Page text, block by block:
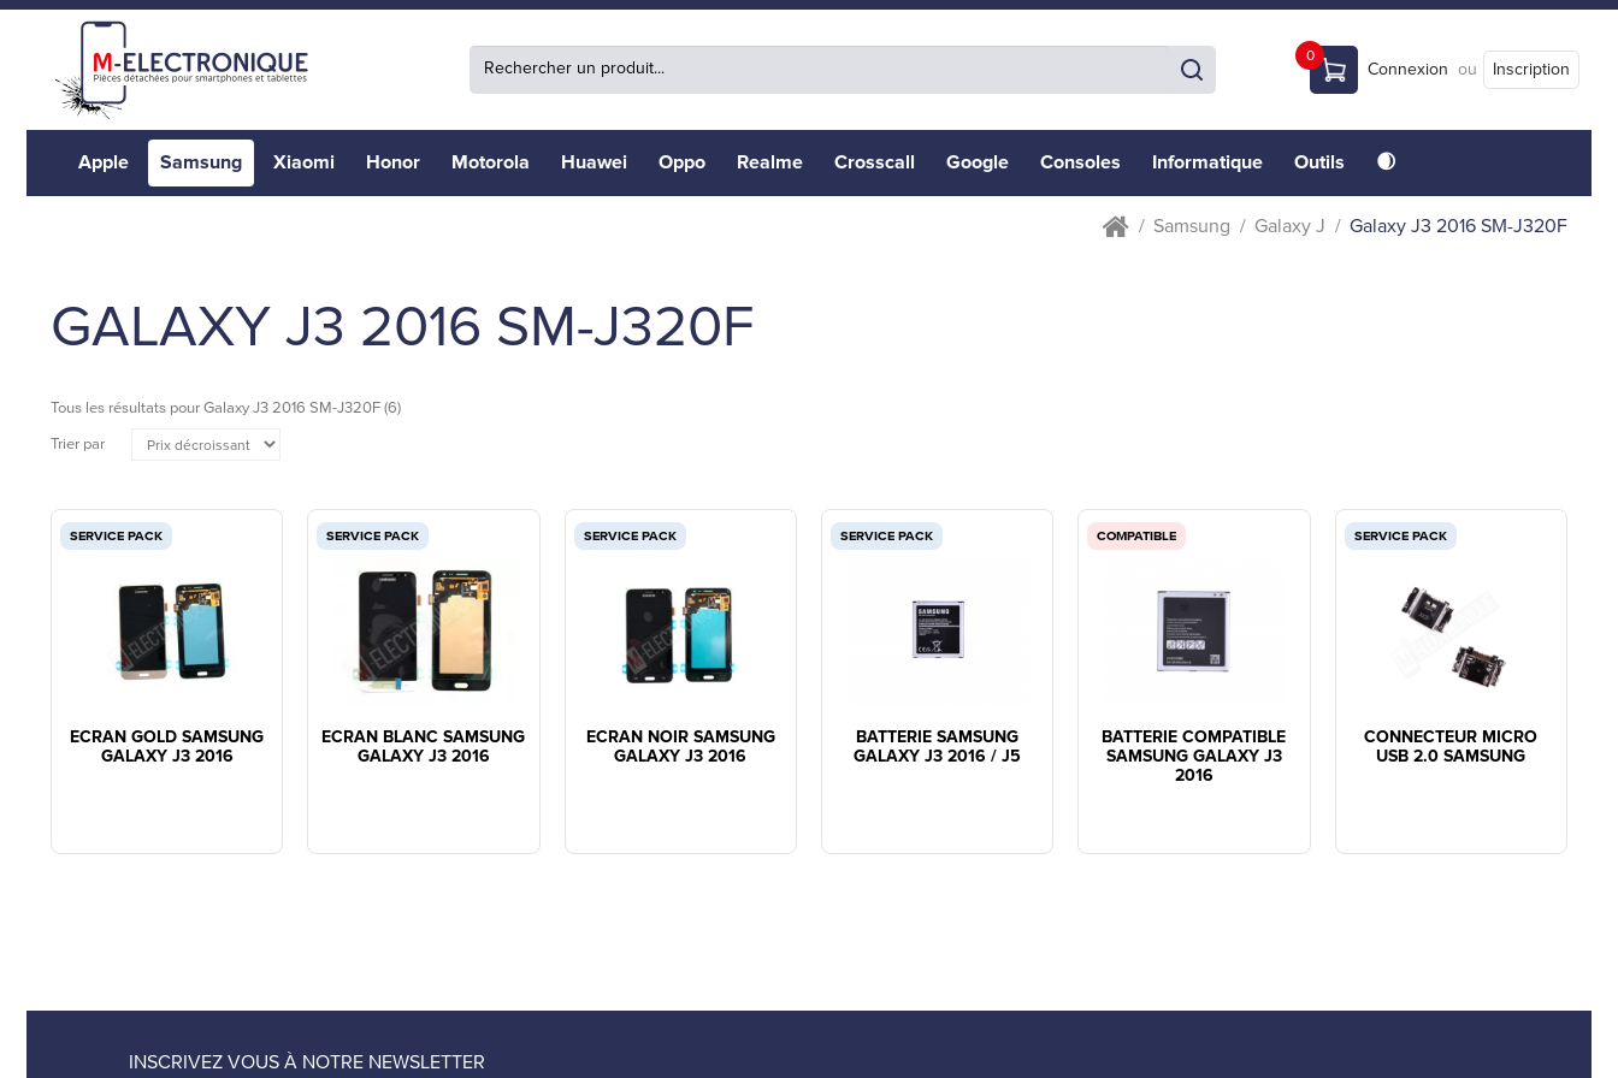
0
Connexion ou Inscription
Apple Samsung Xiaomi Honor Motorola Huawei Oppo Realme Crosscall Google Consoles Informatique Outils 🌒
Samsung Galaxy J Galaxy J3 2016 SM-J320F
GALAXY J3 2016 SM-J320F
Tous les résultats pourGalaxy J3 2016 SM-J320F(6)
Trier par
SERVICE PACK
ECRAN GOLD SAMSUNG
GALAXY J3 2016
SERVICE PACK
ECRAN BLANC SAMSUNG
GALAXY J3 2016
SERVICE PACK
ECRAN NOIR SAMSUNG
GALAXY J3 2016
SERVICE PACK
BATTERIE SAMSUNG
GALAXY J3 2016 / J5
COMPATIBLE
BATTERIE COMPATIBLE
SAMSUNG GALAXY J3
2016
SERVICE PACK
CONNECTEUR MICRO
USB 2.0 SAMSUNG
INSCRIVEZ VOUS À NOTRE NEWSLETTER